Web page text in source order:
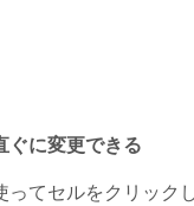
ぐに変更できる
てセルをクリック